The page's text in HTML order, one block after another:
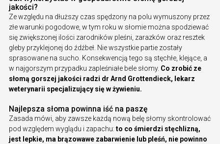
jakości?
Ze względu na dłuższy czas spędzony na polu wymuszony przez
złe warunki pogodowe, w tym roku w słomie można spodziewać
się zwiększonej ilości zarodników pleśni, zarazków oraz resztek
gleby przyklejonej do źdźbeł. Nie wszystkie partie zostały
sprasowane na sucho. Konsekwencją tego są stęchłe, klejące, a
w najgorszym przypadku zapleśniałe bele słomy. Co zrobić ze
słomą gorszej jakości radzi dr Arnd Grottendieck, lekarz
weterynarii specjalizujący się w żywieniu.
Najlepsza słoma powinna iść na paszę
Zasada mówi, aby zawsze każdą nową belę słomy skontrolować
pod względem wyglądu i zapachu: to co śmierdzi stęchlizną,
jest lepkie, ma brązowawe zabarwienie lub pleśń, nie powinno